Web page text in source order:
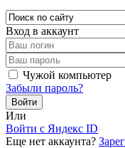
Вход в аккаунт
Чужой компьютер
Забыли пароль?
Или
Войти c Яндекс ID
Еще нет аккаунта?